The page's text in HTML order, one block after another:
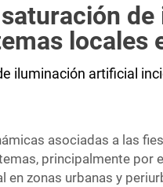
locales
iluminación artificial
asociadas a las
principalmente por
en zonas urbanas y